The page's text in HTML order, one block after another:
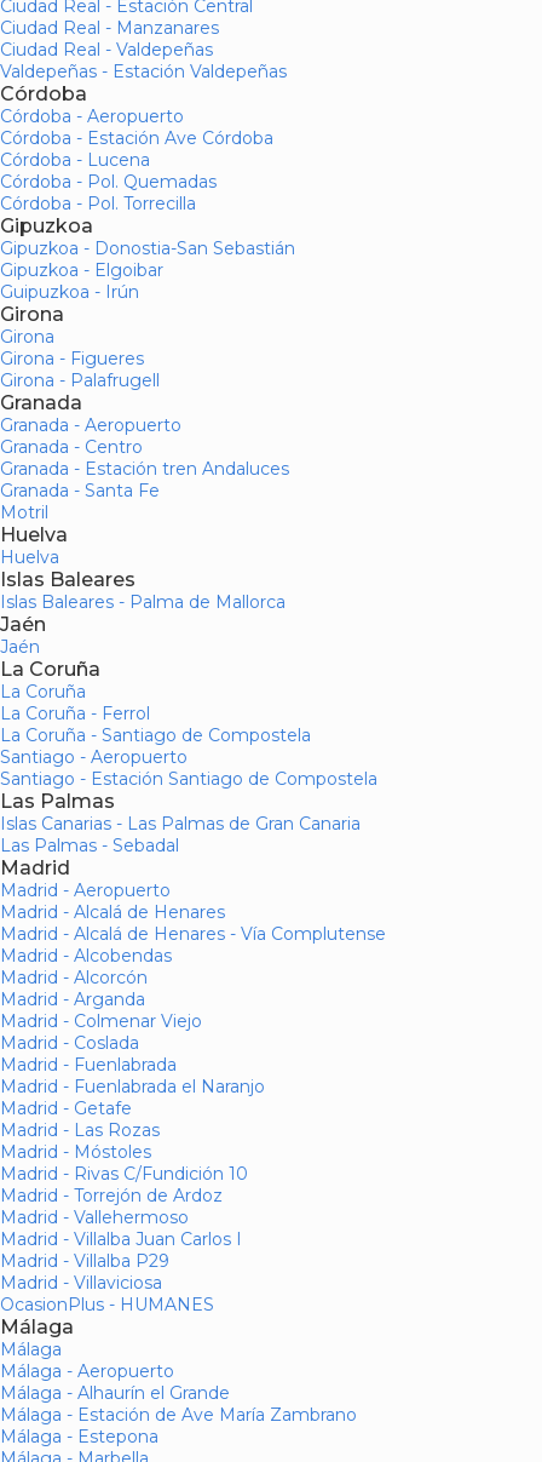
Ciudad Real - Estación Central
Ciudad Real - Manzanares
Ciudad Real - Valdepeñas
Valdepeñas - Estación Valdepeñas
Córdoba
Córdoba - Aeropuerto
Córdoba - Estación Ave Córdoba
Córdoba - Lucena
Córdoba - Pol. Quemadas
Córdoba - Pol. Torrecilla
Gipuzkoa
Gipuzkoa - Donostia-San Sebastián
Gipuzkoa - Elgoibar
Guipuzkoa - Irún
Girona
Girona
Girona - Figueres
Girona - Palafrugell
Granada
Granada - Aeropuerto
Granada - Centro
Granada - Estación tren Andaluces
Granada - Santa Fe
Motril
Huelva
Huelva
Islas Baleares
Islas Baleares - Palma de Mallorca
Jaén
Jaén
La Coruña
La Coruña
La Coruña - Ferrol
La Coruña - Santiago de Compostela
Santiago - Aeropuerto
Santiago - Estación Santiago de Compostela
Las Palmas
Islas Canarias - Las Palmas de Gran Canaria
Las Palmas - Sebadal
Madrid
Madrid - Aeropuerto
Madrid - Alcalá de Henares
Madrid - Alcalá de Henares - Vía Complutense
Madrid - Alcobendas
Madrid - Alcorcón
Madrid - Arganda
Madrid - Colmenar Viejo
Madrid - Coslada
Madrid - Fuenlabrada
Madrid - Fuenlabrada el Naranjo
Madrid - Getafe
Madrid - Las Rozas
Madrid - Móstoles
Madrid - Rivas C/Fundición 10
Madrid - Torrejón de Ardoz
Madrid - Vallehermoso
Madrid - Villalba Juan Carlos I
Madrid - Villalba P29
Madrid - Villaviciosa
OcasionPlus - HUMANES
Málaga
Málaga
Málaga - Aeropuerto
Málaga - Alhaurín el Grande
Málaga - Estación de Ave María Zambrano
Málaga - Estepona